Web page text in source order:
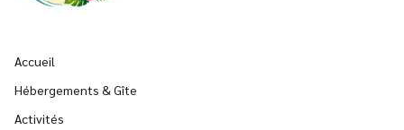
Accueil
Hébergements & Gîte
Activités